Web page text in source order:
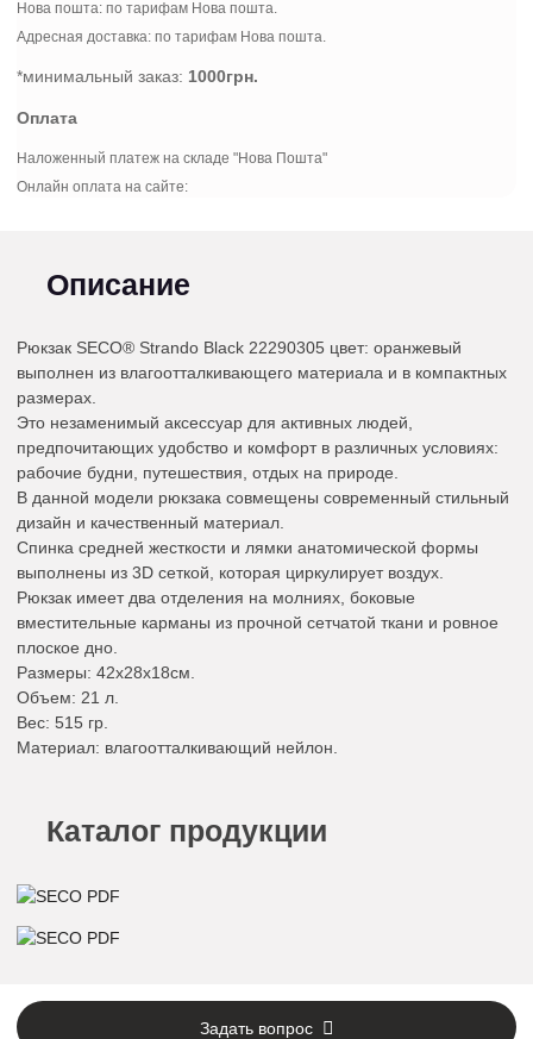
Нова пошта: по тарифам Нова пошта.
Адресная доставка: по тарифам Нова пошта.
*минимальный заказ: 1000грн.
Оплата
Наложенный платеж на складе "Нова Пошта"
Онлайн оплата на сайте:
Описание
Рюкзак SECO® Strando Black 22290305 цвет: оранжевый
выполнен из влагоотталкивающего материала и в компактных
размерах.
Это незаменимый аксессуар для активных людей,
предпочитающих удобство и комфорт в различных условиях:
рабочие будни, путешествия, отдых на природе.
В данной модели рюкзака совмещены современный стильный
дизайн и качественный материал.
Спинка средней жесткости и лямки анатомической формы
выполнены из 3D сеткой, которая циркулирует воздух.
Рюкзак имеет два отделения на молниях, боковые
вместительные карманы из прочной сетчатой ткани и ровное
плоское дно.
Размеры: 42х28х18см.
Объем: 21 л.
Вес: 515 гр.
Материал: влагоотталкивающий нейлон.
Каталог продукции
Задать вопрос